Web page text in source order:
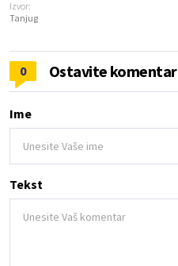
Izvor:
Tanjug
0 Ostavite komentar
Ime
Tekst